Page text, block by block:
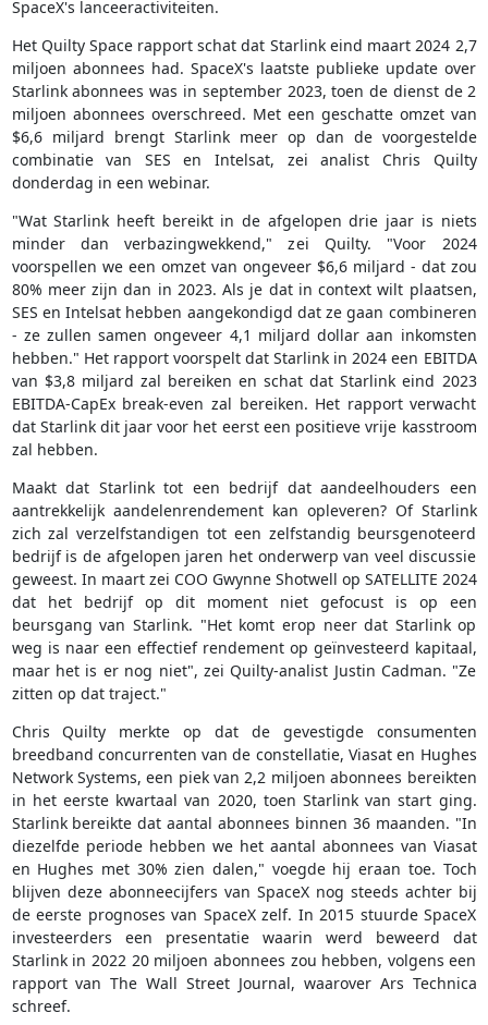
SpaceX's lanceeractiviteiten.
Het Quilty Space rapport schat dat Starlink eind maart 2024 2,7
miljoen abonnees had. SpaceX's laatste publieke update over
Starlink abonnees was in september 2023, toen de dienst de 2
miljoen abonnees overschreed. Met een geschatte omzet van
$6,6 miljard brengt Starlink meer op dan de voorgestelde
combinatie van SES en Intelsat, zei analist Chris Quilty
donderdag in een webinar.
"Wat Starlink heeft bereikt in de afgelopen drie jaar is niets
minder dan verbazingwekkend," zei Quilty. "Voor 2024
voorspellen we een omzet van ongeveer $6,6 miljard - dat zou
80% meer zijn dan in 2023. Als je dat in context wilt plaatsen,
SES en Intelsat hebben aangekondigd dat ze gaan combineren
- ze zullen samen ongeveer 4,1 miljard dollar aan inkomsten
hebben." Het rapport voorspelt dat Starlink in 2024 een EBITDA
van $3,8 miljard zal bereiken en schat dat Starlink eind 2023
EBITDA-CapEx break-even zal bereiken. Het rapport verwacht
dat Starlink dit jaar voor het eerst een positieve vrije kasstroom
zal hebben.
Maakt dat Starlink tot een bedrijf dat aandeelhouders een
aantrekkelijk aandelenrendement kan opleveren? Of Starlink
zich zal verzelfstandigen tot een zelfstandig beursgenoteerd
bedrijf is de afgelopen jaren het onderwerp van veel discussie
geweest. In maart zei COO Gwynne Shotwell op SATELLITE 2024
dat het bedrijf op dit moment niet gefocust is op een
beursgang van Starlink. "Het komt erop neer dat Starlink op
weg is naar een effectief rendement op geïnvesteerd kapitaal,
maar het is er nog niet", zei Quilty-analist Justin Cadman. "Ze
zitten op dat traject."
Chris Quilty merkte op dat de gevestigde consumenten
breedband concurrenten van de constellatie, Viasat en Hughes
Network Systems, een piek van 2,2 miljoen abonnees bereikten
in het eerste kwartaal van 2020, toen Starlink van start ging.
Starlink bereikte dat aantal abonnees binnen 36 maanden. "In
diezelfde periode hebben we het aantal abonnees van Viasat
en Hughes met 30% zien dalen," voegde hij eraan toe. Toch
blijven deze abonneecijfers van SpaceX nog steeds achter bij
de eerste prognoses van SpaceX zelf. In 2015 stuurde SpaceX
investeerders een presentatie waarin werd beweerd dat
Starlink in 2022 20 miljoen abonnees zou hebben, volgens een
rapport van The Wall Street Journal, waarover Ars Technica
schreef.